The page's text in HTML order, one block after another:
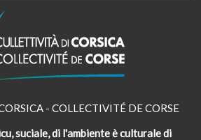
- COLLECTIVITÉ DE CORSE
suciale, di l'ambiente è culturale di